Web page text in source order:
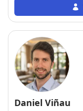
Daniel Viñau